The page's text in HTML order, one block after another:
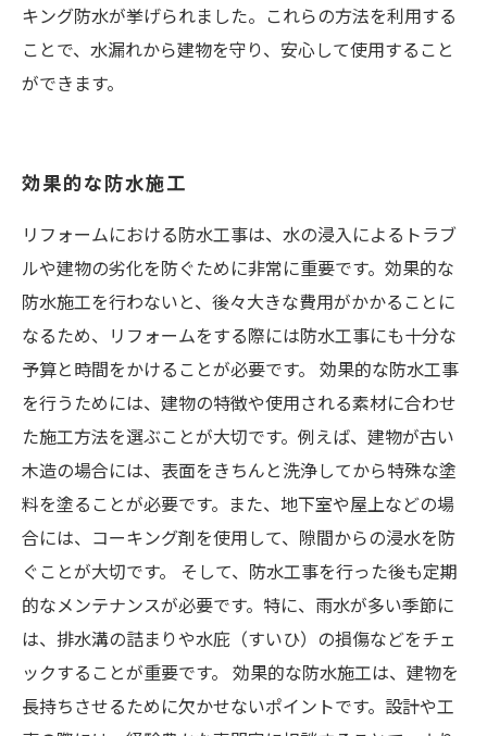
キング防水が挙げられました。これらの方法を利用する
ことで、水漏れから建物を守り、安心して使用すること
ができます。
効果的な防水施工
リフォームにおける防水工事は、水の浸入によるトラブ
ルや建物の劣化を防ぐために非常に重要です。効果的な
防水施工を行わないと、後々大きな費用がかかることに
なるため、リフォームをする際には防水工事にも十分な
予算と時間をかけることが必要です。 効果的な防水工事
を行うためには、建物の特徴や使用される素材に合わせ
た施工方法を選ぶことが大切です。例えば、建物が古い
木造の場合には、表面をきちんと洗浄してから特殊な塗
料を塗ることが必要です。また、地下室や屋上などの場
合には、コーキング剤を使用して、隙間からの浸水を防
ぐことが大切です。 そして、防水工事を行った後も定期
的なメンテナンスが必要です。特に、雨水が多い季節に
は、排水溝の詰まりや水庇（すいひ）の損傷などをチェ
ックすることが重要です。 効果的な防水施工は、建物を
長持ちさせるために欠かせないポイントです。設計や工